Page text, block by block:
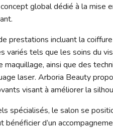
global dédié à la mise
prestations incluant la
variés tels que les soins du
ainsi que des
laser. Arboria Beauty
visant à améliorer la
spécialisés, le salon se
bénéficier d’un